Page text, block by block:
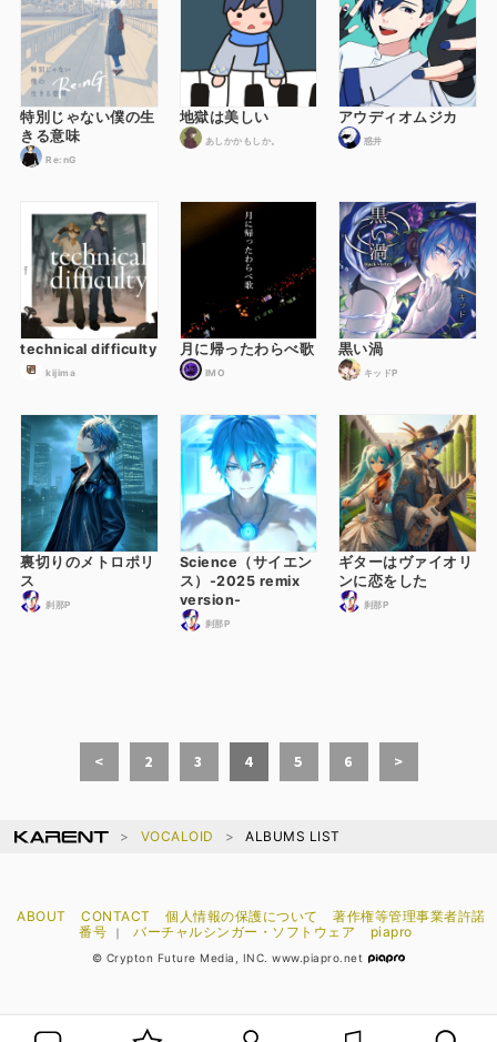
特別じゃない僕の生
きる意味
Re:nG
地獄は美しい
あしかかもしか。
アウディオムジカ
惑井
technical difficulty
kijima
月に帰ったわらべ歌
IMO
黒い渦
キッドP
裏切りのメトロポリ
ス
刹那P
Science（サイエン
ス）-2025 remix
version-
刹那P
ギターはヴァイオリ
ンに恋をした
刹那P
< 2 3 4 5 6 >
VOCALOID ALBUMS LIST
ABOUT CONTACT 個人情報の保護について
著作権等管理事業者許諾
番号
｜ バーチャルシンガー・ソフトウェア piapro
© Crypton Future Media, INC. www.piapro.net